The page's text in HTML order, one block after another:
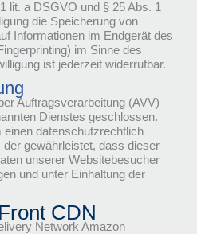
lit. a DSGVO und § 25 Abs. 1
die Speicherung von
Informationen im Endgerät des
im Sinne des
ist jederzeit widerrufbar.
Auftragsverarbeitung (AVV)
Dienstes geschlossen.
einen datenschutzrechtlich
gewährleistet, dass dieser
unserer Websitebesucher
und unter Einhaltung der
CDN
Network Amazon